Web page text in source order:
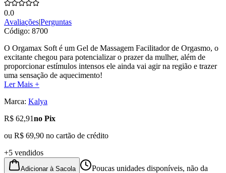
0.0
Avaliações|Perguntas
Código: 8700
O Orgamax Soft é um Gel de Massagem Facilitador de Orgasmo, o
excitante chegou para potencializar o prazer da mulher, além de
proporcionar estímulos intensos ele ainda vai agir na região e trazer
uma sensação de aquecimento!
Ler Mais +
Marca: Kalya
R$ 62,91no Pix
ou R$ 69,90 no cartão de crédito
+5 vendidos
Adicionar à Sacola
Poucas unidades disponíveis, não da